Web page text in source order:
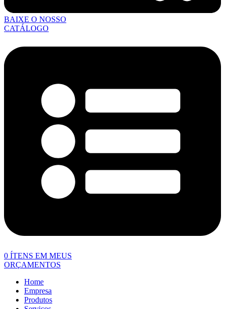
BAIXE O NOSSO
CATÁLOGO
0 ÍTENS EM MEUS
ORÇAMENTOS
Home
Empresa
Produtos